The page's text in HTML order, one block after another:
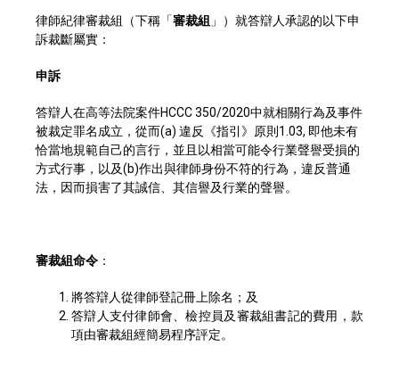
律師紀律審裁組（下稱「審裁組 」）就答辯人承認的以下申
訴裁斷屬實：
申訴
答辯人在高等法院案件HCCC 350/2020中就相關行為及事件
被裁定罪名成立，從而(a) 違反《指引》原則1.03, 即他未有
恰當地規範自己的言行，並且以相當可能令行業聲譽受損的
方式行事，以及(b)作出與律師身份不符的行為，違反普通
法，因而損害了其誠信、其信譽及行業的聲譽。
審裁組命令 ：
將答辯人從律師登記冊上除名；及
答辯人支付律師會、檢控員及審裁組書記的費用，款
項由審裁組經簡易程序評定。